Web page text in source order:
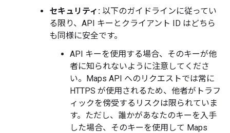
セキュリティ: 以下のガイドラインに従ってい
る限り、API キーとクライアント ID はどちら
も同様に安全です。
API キーを使用する場合、そのキーが他
者に知られないように注意してくださ
い。Maps API へのリクエストでは常に
HTTPS が使用されるため、他者がトラフ
ィックを傍受するリスクは限られていま
す。ただし、誰かがあなたのキーを入手
した場合、そのキーを使用して Maps